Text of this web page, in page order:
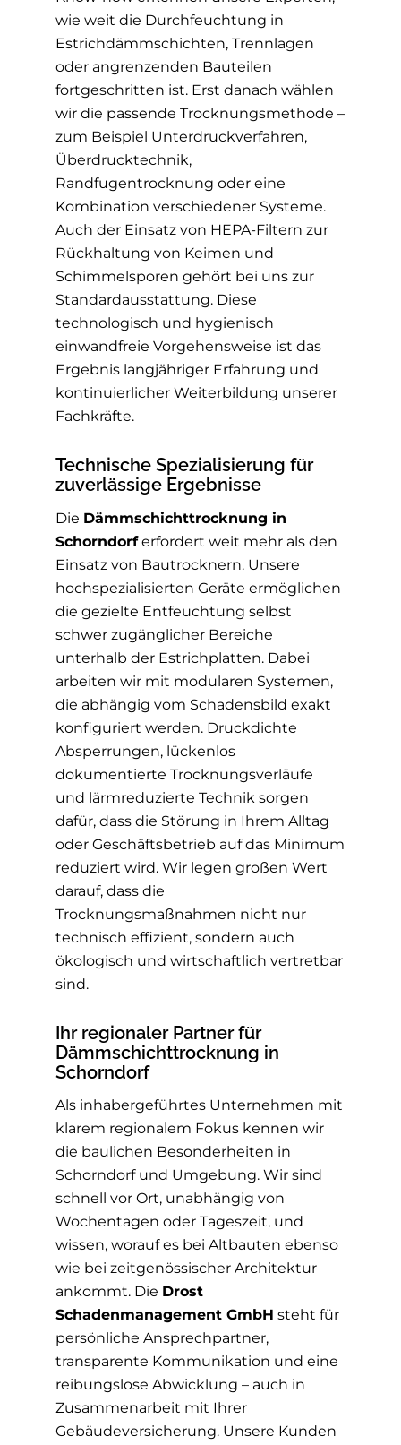
wie weit die Durchfeuchtung in
Estrichdämmschichten, Trennlagen
oder angrenzenden Bauteilen
fortgeschritten ist. Erst danach wählen
wir die passende Trocknungsmethode –
zum Beispiel Unterdruckverfahren,
Überdrucktechnik,
Randfugentrocknung oder eine
Kombination verschiedener Systeme.
Auch der Einsatz von HEPA-Filtern zur
Rückhaltung von Keimen und
Schimmelsporen gehört bei uns zur
Standardausstattung. Diese
technologisch und hygienisch
einwandfreie Vorgehensweise ist das
Ergebnis langjähriger Erfahrung und
kontinuierlicher Weiterbildung unserer
Fachkräfte.
Technische Spezialisierung für
zuverlässige Ergebnisse
Die Dämmschichttrocknung in
Schorndorferfordert weit mehr als den
Einsatz von Bautrocknern. Unsere
hochspezialisierten Geräte ermöglichen
die gezielte Entfeuchtung selbst
schwer zugänglicher Bereiche
unterhalb der Estrichplatten. Dabei
arbeiten wir mit modularen Systemen,
die abhängig vom Schadensbild exakt
konfiguriert werden. Druckdichte
Absperrungen, lückenlos
dokumentierte Trocknungsverläufe
und lärmreduzierte Technik sorgen
dafür, dass die Störung in Ihrem Alltag
oder Geschäftsbetrieb auf das Minimum
reduziert wird. Wir legen großen Wert
darauf, dass die
Trocknungsmaßnahmen nicht nur
technisch effizient, sondern auch
ökologisch und wirtschaftlich vertretbar
sind.
Ihr regionaler Partner für
Dämmschichttrocknung in
Schorndorf
Als inhabergeführtes Unternehmen mit
klarem regionalem Fokus kennen wir
die baulichen Besonderheiten in
Schorndorf und Umgebung. Wir sind
schnell vor Ort, unabhängig von
Wochentagen oder Tageszeit, und
wissen, worauf es bei Altbauten ebenso
wie bei zeitgenössischer Architektur
ankommt. Die Drost
Schadenmanagement GmbH steht für
persönliche Ansprechpartner,
transparente Kommunikation und eine
reibungslose Abwicklung – auch in
Zusammenarbeit mit Ihrer
Gebäudeversicherung. Unsere Kunden